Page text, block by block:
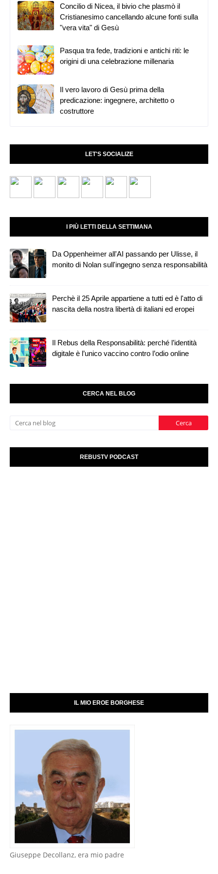
Concilio di Nicea, il bivio che plasmò il
Cristianesimo cancellando alcune fonti sulla
"vera vita" di Gesù
Pasqua tra fede, tradizioni e antichi riti: le
origini di una celebrazione millenaria
Il vero lavoro di Gesù prima della
predicazione: ingegnere, architetto o
costruttore
LET'S SOCIALIZE
I PIÙ LETTI DELLA SETTIMANA
Da Oppenheimer all'AI passando per Ulisse, il
monito di Nolan sull'ingegno senza responsabilità
Perchè il 25 Aprile appartiene a tutti ed è l'atto di
nascita della nostra libertà di italiani ed eropei
Il Rebus della Responsabilità: perché l’identità
digitale è l’unico vaccino contro l’odio online
CERCA NEL BLOG
REBUSTV PODCAST
IL MIO EROE BORGHESE
Giuseppe Decollanz, era mio padre